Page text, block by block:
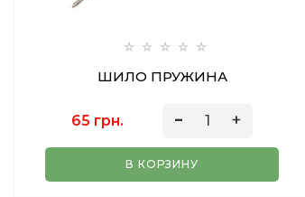
ШИЛО ПРУЖИНА
65 грн.
В КОРЗИНУ